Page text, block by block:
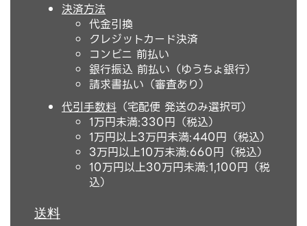
決済方法
代金引換
クレジットカード決済
コンビニ 前払い
銀行振込 前払い（ゆうちょ銀行）
請求書払い（審査あり）
代引手数料 （宅配便 発送のみ選択可）
1万円未満:330円（税込）
1万円以上3万円未満:440円（税込）
3万円以上10万未満:660円（税込）
10万円以上30万円未満:1,100円（税
込）
送料